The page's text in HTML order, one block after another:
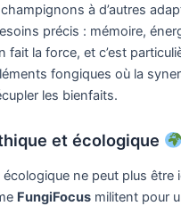
à d’autres
précis : mémoire,
fait la force, et c’est
fongiques où la
les bienfaits.
et écologique
ne peut plus être
FungiFocus militent pour